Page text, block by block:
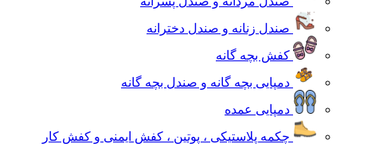
صندل زنانه و صندل دخترانه
کفش بچه گانه
دمپایی بچه گانه و صندل بچه گانه
دمپایی عمده
چکمه پلاستیکی ، پوتین ، کفش ایمنی و کفش کار